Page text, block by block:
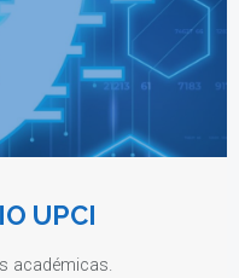
UPCI
académicas.